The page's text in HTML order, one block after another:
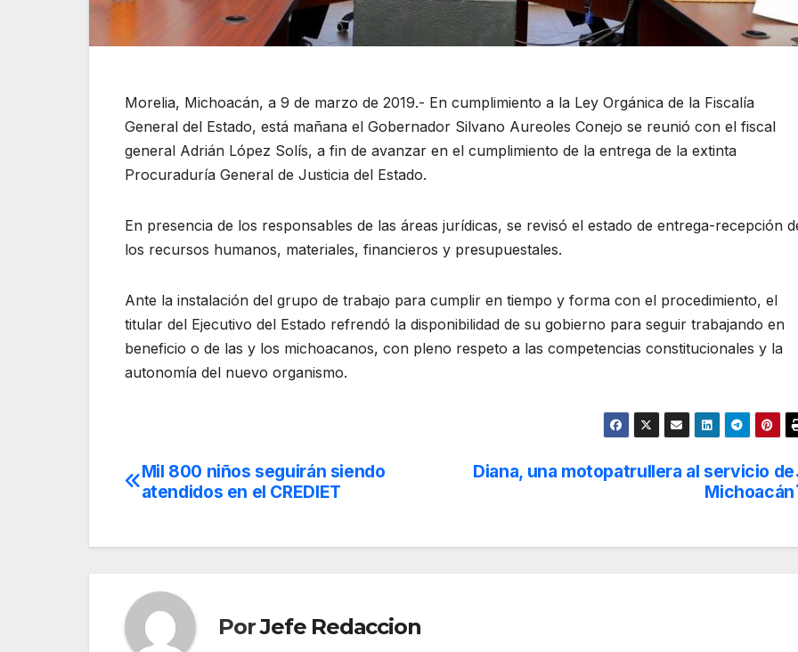
Morelia, Michoacán, a 9 de marzo de 2019.- En cumplimiento a la Ley Orgánica de la Fiscalía
General del Estado, está mañana el Gobernador Silvano Aureoles Conejo se reunió con el fiscal
general Adrián López Solís, a fin de avanzar en el cumplimiento de la entrega de la extinta
Procuraduría General de Justicia del Estado.
En presencia de los responsables de las áreas jurídicas, se revisó el estado de entrega-recepción
los recursos humanos, materiales, financieros y presupuestales.
Ante la instalación del grupo de trabajo para cumplir en tiempo y forma con el procedimiento, el
titular del Ejecutivo del Estado refrendó la disponibilidad de su gobierno para seguir trabajando en
beneficio o de las y los michoacanos, con pleno respeto a las competencias constitucionales y la
autonomía del nuevo organismo.
Navegación
entradas
Diana, una motopatrullera al servicio de
Michoacán
Mil 800 niños seguirán siendo
atendidos en el CREDIET
PorJefe Redaccion